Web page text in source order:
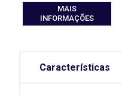
MAIS
INFORMAÇÕES
Características